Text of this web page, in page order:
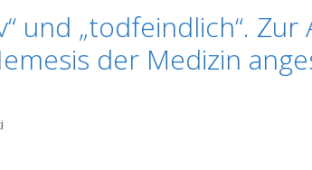
und „todfeindlich“. Zur
der Medizin